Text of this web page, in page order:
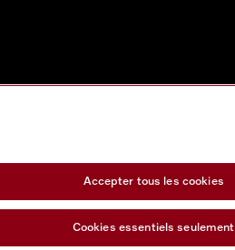
Formulaire de rétractation
Accepter tous les cookies
Cookies essentiels seulement